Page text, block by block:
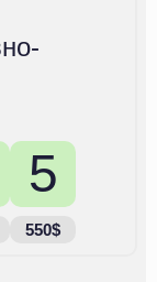
5
550$